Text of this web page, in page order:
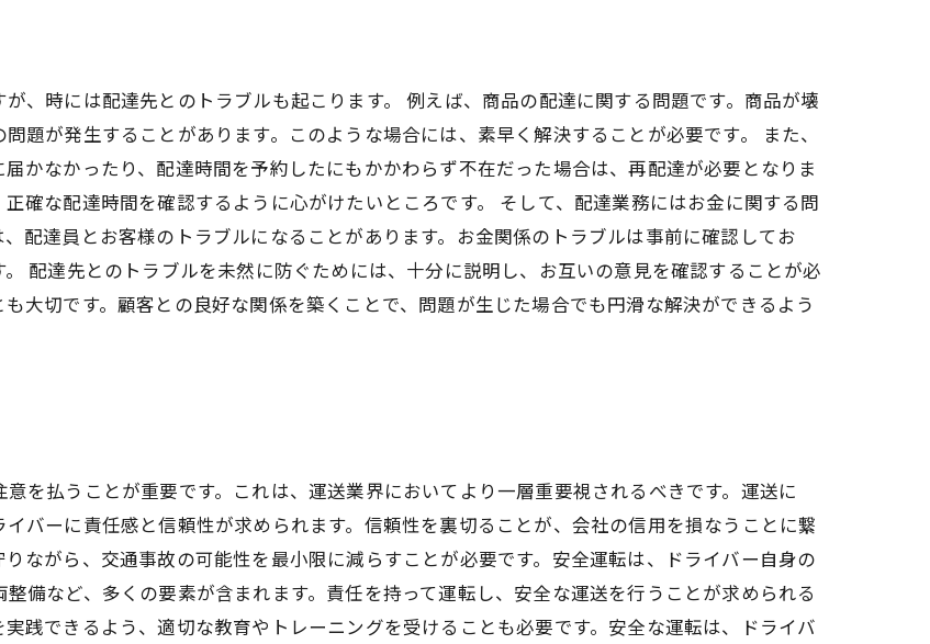
、時には配達先とのトラブルも起こります。 例えば、商品の配達に関する問題です。商品が壊
題が発生することがあります。このような場合には、素早く解決することが必要です。 また、
かなかったり、配達時間を予約したにもかかわらず不在だった場合は、再配達が必要となりま
確な配達時間を確認するように心がけたいところです。 そして、配達業務にはお金に関する問
配達員とお客様のトラブルになることがあります。お金関係のトラブルは事前に確認してお
配達先とのトラブルを未然に防ぐためには、十分に説明し、お互いの意見を確認することが必
大切です。顧客との良好な関係を築くことで、問題が生じた場合でも円滑な解決ができるよう
を払うことが重要です。これは、運送業界においてより一層重要視されるべきです。運送に
バーに責任感と信頼性が求められます。信頼性を裏切ることが、会社の信用を損なうことに繋
ながら、交通事故の可能性を最小限に減らすことが必要です。安全運転は、ドライバー自身の
備など、多くの要素が含まれます。責任を持って運転し、安全な運送を行うことが求められる
践できるよう、適切な教育やトレーニングを受けることも必要です。安全な運転は、ドライバ